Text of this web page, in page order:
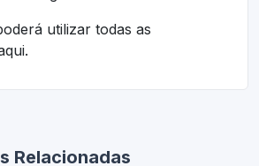
utilizar todas as
Relacionadas